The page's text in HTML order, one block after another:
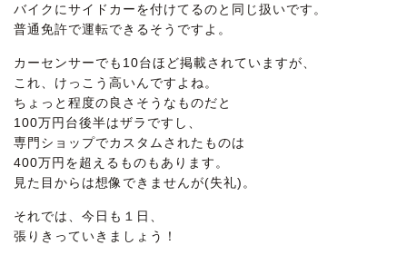
バイクにサイドカーを付けてるのと同じ扱いです。
普通免許で運転できるそうですよ。
カーセンサーでも10台ほど掲載されていますが、
これ、けっこう高いんですよね。
ちょっと程度の良さそうなものだと
100万円台後半はザラですし、
専門ショップでカスタムされたものは
400万円を超えるものもあります。
見た目からは想像できませんが(失礼)。
それでは、今日も１日、
張りきっていきましょう！